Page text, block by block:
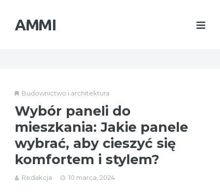
AMMI
Budownictwo i architektura
Wybór paneli do
mieszkania: Jakie panele
wybrać, aby cieszyć się
komfortem i stylem?
Redakcja 10 marca, 2024